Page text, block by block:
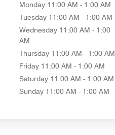
Monday 11:00 AM - 1:00 AM
Tuesday 11:00 AM - 1:00 AM
Wednesday 11:00 AM - 1:00
AM
Thursday 11:00 AM - 1:00 AM
Friday 11:00 AM - 1:00 AM
Saturday 11:00 AM - 1:00 AM
Sunday 11:00 AM - 1:00 AM